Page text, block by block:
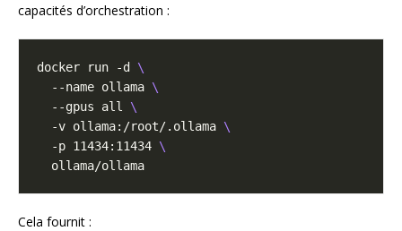
capacités d’orchestration :
docker run -d
  --name ollama
  --gpus all
  -v ollama:/root/.ollama
  -p 11434:11434
Cela fournit :